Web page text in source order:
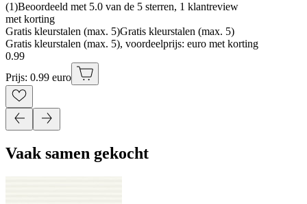
(1)Beoordeeld met 5.0 van de 5 sterren, 1 klantreview
met korting
Gratis kleurstalen (max. 5)Gratis kleurstalen (max. 5)
Gratis kleurstalen (max. 5), voordeelprijs: euro met korting
0.99
Prijs: 0.99 euro
Vaak samen gekocht